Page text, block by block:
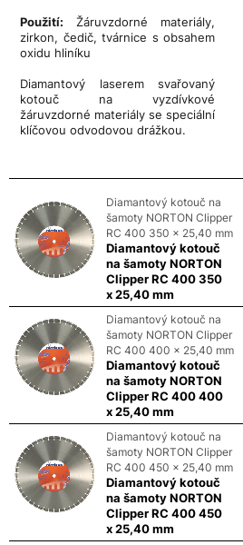
Použití: Žáruvzdorné materiály,
zirkon, čedič, tvárnice s obsahem
oxidu hliníku
Diamantový laserem svařovaný
kotouč na vyzdívkové
žáruvzdorné materiály se speciální
klíčovou odvodovou drážkou.
Diamantový kotouč na
šamoty NORTON Clipper
RC 400 350 x 25,40 mm
Diamantový kotouč
na šamoty NORTON
Clipper RC 400 350
x 25,40 mm
Diamantový kotouč na
šamoty NORTON Clipper
RC 400 400 x 25,40 mm
Diamantový kotouč
na šamoty NORTON
Clipper RC 400 400
x 25,40 mm
Diamantový kotouč na
šamoty NORTON Clipper
RC 400 450 x 25,40 mm
Diamantový kotouč
na šamoty NORTON
Clipper RC 400 450
x 25,40 mm